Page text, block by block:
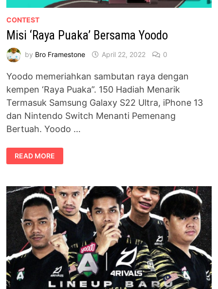
CONTEST
Misi ‘Raya Puaka’ Bersama Yoodo
by Bro Framestone April 22, 2022 0
Yoodo memeriahkan sambutan raya dengan
kempen ‘Raya Puaka”. 150 Hadiah Menarik
Termasuk Samsung Galaxy S22 Ultra, iPhone 13
dan Nintendo Switch Menanti Pemenang
Bertuah. Yoodo …
MISI
‘RAYA
PUAKA’
READ MORE